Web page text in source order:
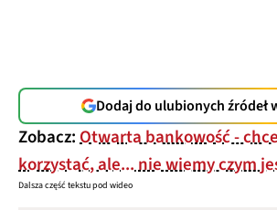
Dodaj do ulubionych źródeł
Zobacz:Otwarta bankowość -
korzystać, ale... nie wiemy czym
Dalsza część tekstu pod wideo